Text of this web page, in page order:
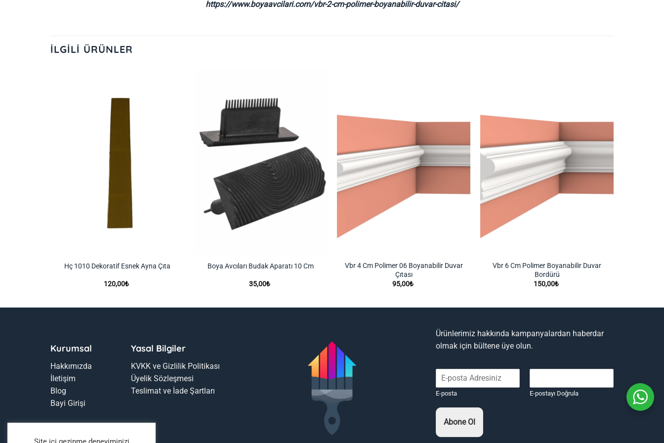
https://www.boyaavcilari.com/vbr-2-cm-polimer-boyanabilir-duvar-citasi/
İLGILI ÜRÜNLER
Hç 1010 Dekoratif Esnek Ayna Çıta
120,00₺
Boya Avcıları Budak Aparatı 10 Cm
35,00₺
Vbr 4 Cm Polimer 06 Boyanabilir Duvar
Çıtası
95,00₺
Vbr 6 Cm Polimer Boyanabilir Duvar
Bordürü
150,00₺
Kurumsal
Hakkımızda
İletişim
Blog
Bayi Girişi
Yasal Bilgiler
KVKK ve Gizlilik Politikası
Üyelik Sözleşmesi
Teslimat ve İade Şartları
Ürünlerimiz hakkında kampanyalardan haberdar
olmak için bültene üye olun.
E-posta E-postayı Doğrula
Abone Ol